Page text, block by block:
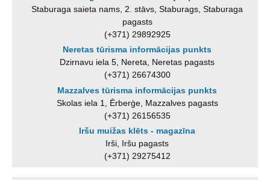
Staburaga saieta nams, 2. stāvs, Staburags, Staburaga
pagasts
(+371) 29892925
Neretas tūrisma informācijas punkts
Dzirnavu iela 5, Nereta, Neretas pagasts
(+371) 26674300
Mazzalves tūrisma informācijas punkts
Skolas iela 1, Ērberģe, Mazzalves pagasts
(+371) 26156535
Iršu muižas klēts - magazīna
Irši, Iršu pagasts
(+371) 29275412